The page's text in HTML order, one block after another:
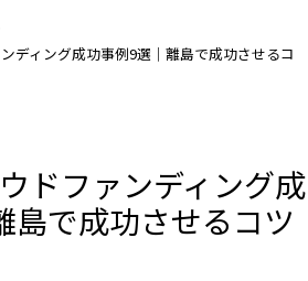
ディング成功事例9選｜離島で成功させるコ
ドファンディング成
島で成功させるコツ